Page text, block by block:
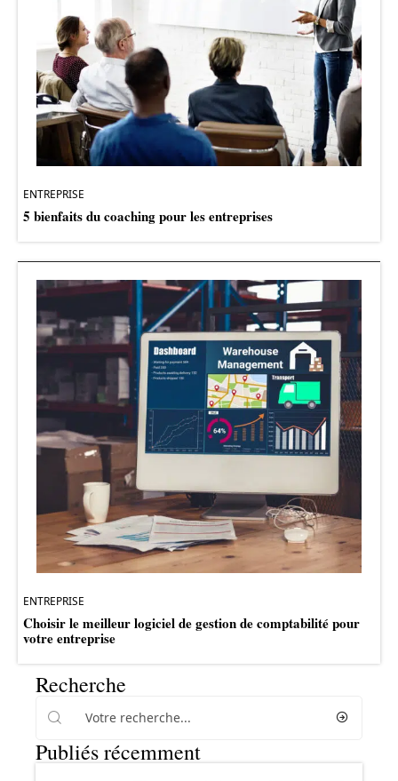
ENTREPRISE
5 bienfaits du coaching pour les entreprises
ENTREPRISE
Choisir le meilleur logiciel de gestion de comptabilité pour
votre entreprise
Recherche
Publiés récemment